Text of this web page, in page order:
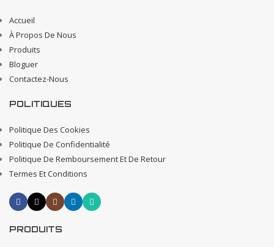
Accueil
À Propos De Nous
Produits
Bloguer
Contactez-Nous
POLITIQUES
Politique Des Cookies
Politique De Confidentialité
Politique De Remboursement Et De Retour
Termes Et Conditions
PRODUITS